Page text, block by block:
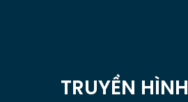
TRUYỀN HÌNH